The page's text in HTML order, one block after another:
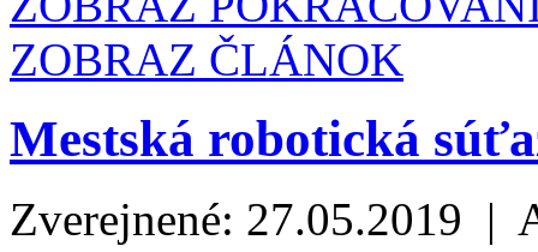
ZOBRAZ ČLÁNOK
Mestská robotická
Zverejnené: 27.05.2019 |